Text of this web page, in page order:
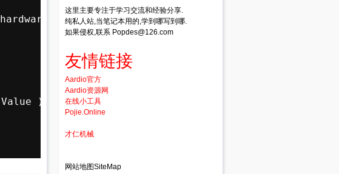
);
)
这里主要专注于学习交流和经验分享.
纯私人站,当笔记本用的,学到哪写到哪.
如果侵权,联系 Popdes@126.com
友情链接
Aardio官方
Aardio资源网
在线小工具
Pojie.Online
才仁机械
网站地图SiteMap